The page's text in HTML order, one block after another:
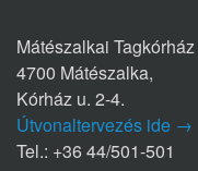
Mátészalkai
4700 Mátészalka,
Kórház u. 2-4.
Útvonaltervezés ide →
Tel.: +36 44/501-501